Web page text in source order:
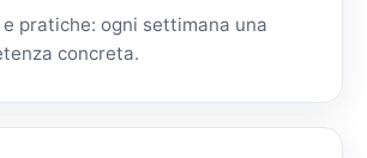
pratiche: ogni settimana una
concreta.